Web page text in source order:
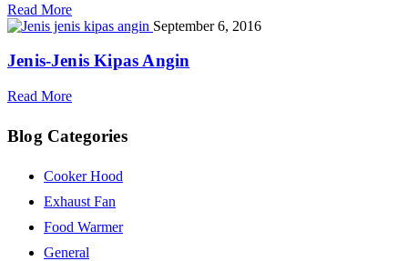
Read More
September 6, 2016
Jenis-Jenis Kipas Angin
Read More
Blog Categories
Cooker Hood
Exhaust Fan
Food Warmer
General